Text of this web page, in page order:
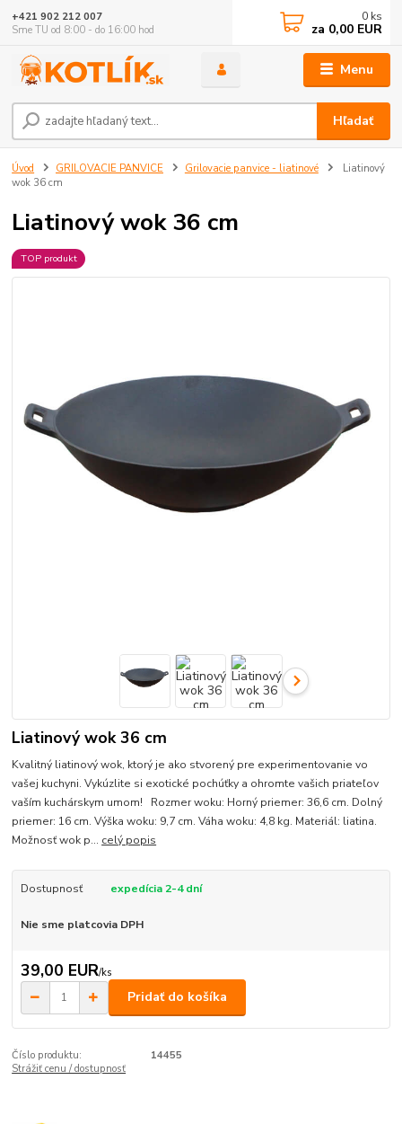
Menu
Hľadať
+421 902 212 007
Sme TU od 8:00 - do 16:00 hod
0 ks
za 0,00 EUR
Úvod GRILOVACIE PANVICE Grilovacie panvice - liatinové
Liatinový
wok 36 cm
Liatinový wok 36 cm
TOP produkt
Liatinový wok 36 cm
Kvalitný liatinový wok, ktorý je ako stvorený pre experimentovanie vo
vašej kuchyni. Vykúzlite si exotické pochúťky a ohromte vašich priateľov
vaším kuchárskym umom! Rozmer woku: Horný priemer: 36,6 cm. Dolný
priemer: 16 cm. Výška woku: 9,7 cm. Váha woku: 4,8 kg. Materiál: liatina.
Možnosť wok p... celý popis
Dostupnosť expedícia 2-4 dní
Nie sme platcovia DPH
39,00 EUR/ks
Pridať do košíka
Číslo produktu:
14455
Strážiť cenu / dostupnosť